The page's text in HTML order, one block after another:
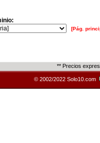
[Pág.
** Precios
© 2002/2022 Solo10.com